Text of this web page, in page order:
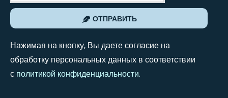
ОТПРАВИТЬ
Нажимая на кнопку, Вы даете согласие на
обработку персональных данных в соответствии
с политикой конфиденциальности.